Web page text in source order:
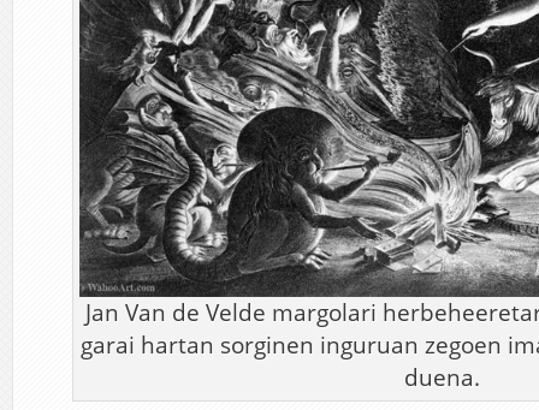
Jan Van de Velde margolari
garai hartan sorginen inguruan zegoen
duena.